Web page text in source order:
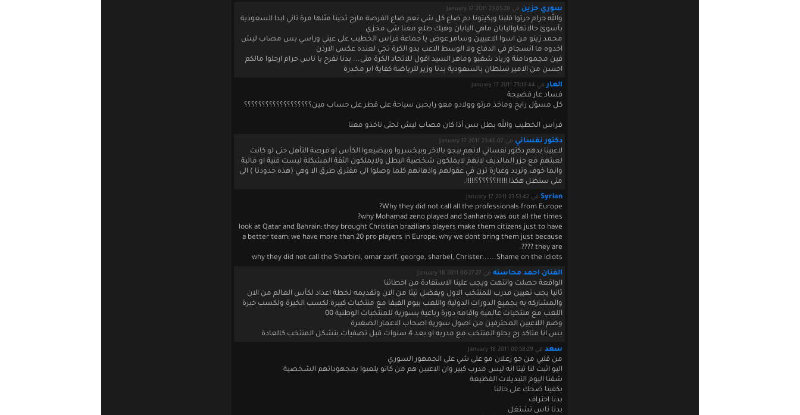
سوري حزين في January 17 2011 23:05:28
والله حرام حرتوا قلبنا وبكيتونا دم ضاع كل شي نعم ضاع الفرصة مارح تجينا مثلها مرة تاني ابدا السعودية
بأسوئ حالاتهاواليابان ماهي اليابان وهيك طلع معنا شي مخزي
محمد زينو من اسوا الاعبيين وسامر عوض يا جماعة فراس الخطيب على عيني وراسي بس مصاب ليش
اخدوه ما انسجام في الدفاع ولا الوسط الاعب بدو الكرة تجي لعنده عكس الارذن
فين مجمودامنة وزياد شغبو وماهر السيد اقول للاتحاد الكرة متى... بدنا نفرح يا ناس حرام ارحلوا مالكم
احسن من الامير سلطان بالسعودية بدنا وزير للرياضة كفاية ابر مخدرة
العار في January 17 2011 23:19:44
فساد عار فضيحة
كل مسؤل رايح وماخذ مرتو وولادو معو رايحين سياحة على قطر على حساب مين؟؟؟؟؟؟؟؟؟؟؟؟؟؟؟؟؟؟؟
فراس الخطيب والله بطل بس أذا كان مصاب ليش لحتى ناخذو معنا
دكتور نفساني في January 17 2011 23:46:07
لاعبينا بدهم دكتور نفساني لانهم بيجو بالاخر وبيخسروا وبيضيعوا الكأس او فرصة التأهل حتى لو كانت
لعبتهم مع جزر المالديف لانهم لايملكون شخصية البطل ولايملكون الثقة المشكلة ليست فنية او مالية
وانما خوف وتردد وعبارة ترن في عقولهم واذهانهم كلما وصلوا الى مفترق طرق الا وهي (هذه حدودنا ) الى
متى سنظل هكذا !!!!!!؟؟؟؟؟؟!!!!!.
Syrian في January 17 2011 23:53:42
Why they did not call all the professionals from Europe?
why Mohamad zeno played and Sanharib was out all the times?
look at Qatar and Bahrain; they brought Christian brazilians players make them citizens just to have
a better team; we have more than 20 pro players in Europe; why we dont bring them just because
they are ????
why they did not call the Sharbini, omar zarif, george, sharbel, Christer......Shame on the idiots
الفنان احمد محاسنه في January 18 2011 00:27:27
الواقعة حصلت وانتهت ويجب علينا الاستفادة من اخطائنا
ثانيا يجب تعيين مدرب للمنتخب الاول ويفضل تيتا من الان وتقديمه لخطة اعداد لكأس العالم من الان
والمشاركه به بجميع الدورات الدولية واللعب بيوم الفيفا مع منتخبات كبيرة لكسب الخبرة ولكسب خبرة
اللعب مع منتخبات عالمية واقامه دورة رباعية بسورية للمنتخبات الوطنية 00
وضم اللاعبين المحترفين من اصول سورية اصحاب الاعمار الصغبرة
بس انا متاكد رح يحلو المنتخب مع مدربه او بعد 4 سنوات قبل تصفيات بتشكل المنتخب كالعادة
سعد في January 18 2011 00:58:29
من قلبي من جو زعلان مو على شي على الجمهور السوري
اليو اثبت لنا تيتا انه ليس مدرب كبير وان الاعبين هم من كانو يلعبوا بمجهوداتهم الشخصية
شفنا اليوم التبديلات الفظيعة
بكفينا ضحك على حالنا
بدنا احتراف
بدنا ناس تشتغل